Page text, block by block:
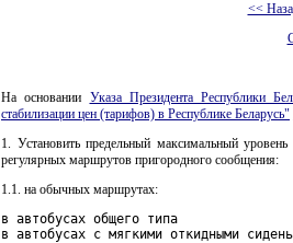
<<
На основании Указа Президента Республики
стабилизации цен (тарифов) в Республике Беларусь"
1. Установить предельный максимальный
регулярных маршрутов пригородного сообщения:
1.1. на обычных маршрутах:
в автобусах общего типа
в автобусах с мягкими откидными